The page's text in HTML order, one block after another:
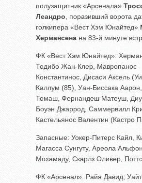
полузащитник «Арсенала»
Леандро , поразивший ворота
голкипера «Вест Хэм Юнайтед»
Хермансена на 83-й минуте
ФК «Вест Хэм Юнайтед»:
Тодибо Жан-Клер, Мавропанос
Константинос, Дисаси Аксель
Каллум (85), Уан-Биссака
Томаш, Фернандеш Матеуш,
Боуэн Джаррод, Саммервилл
Кастельянос Валентин (Кастро
Запасные: Уокер-Питерс Кайл,
Магасса Сунгуту, Ареола
Мохамаду, Скарлз Оливер,
ФК «Арсенал»: Райя Давид;